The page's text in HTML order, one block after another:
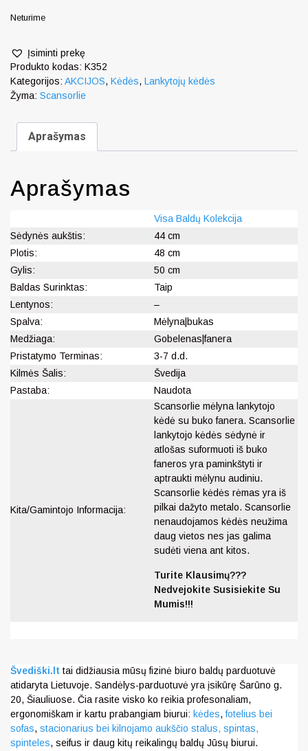
Neturime
Įsiminti prekę
Produkto kodas: K352
Kategorijos: AKCIJOS, Kėdės, Lankytojų kėdės
Žyma: Scansorlie
Aprašymas
Aprašymas
Visa Baldų Kolekcija
Sėdynės aukštis:
44 cm
Plotis:
48 cm
Gylis:
50 cm
Baldas Surinktas:
Taip
Lentynos:
–
Spalva:
Mėlyna|bukas
Medžiaga:
Gobelenas|fanera
Pristatymo Terminas:
3-7 d.d.
Kilmės Šalis:
Švedija
Pastaba:
Naudota
Kita/Gamintojo Informacija:
Scansorlie mėlyna lankytojo
kėdė su buko fanera. Scansorlie
lankytojo kėdės sėdynė ir
atlošas suformuoti iš buko
faneros yra paminkštyti ir
aptraukti mėlynu audiniu.
Scansorlie kėdės rėmas yra iš
pilkai dažyto metalo. Scansorlie
nenaudojamos kėdės neužima
daug vietos nes jas galima
sudėti viena ant kitos.
Turite Klausimų???
Nedvejokite Susisiekite Su
Mumis!!!
Švediški.lt tai didžiausia mūsų fizinė biuro baldų parduotuvė
atidaryta Lietuvoje. Sandėlys-parduotuvė yra įsikūrę Šarūno g.
20, Šiauliuose. Čia rasite visko ko reikia profesonaliam,
ergonomiškam ir kartu prabangiam biurui: kėdes,fotelius bei
sofas, stacionarius bei kilnojamo aukščio stalus, spintas,
spinteles, seifus ir daug kitų reikalingų baldų Jūsų biurui.